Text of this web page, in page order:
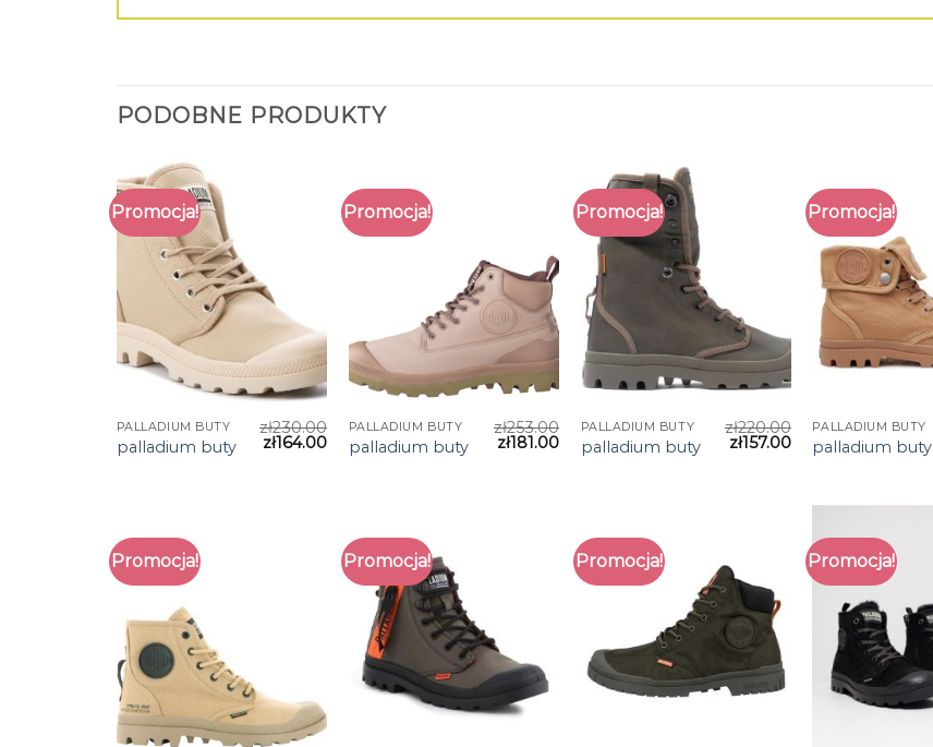
PODOBNE PRODUKTY
Promocja!
PALLADIUM BUTY
palladium buty
zł230.00
zł164.00
Promocja!
PALLADIUM BUTY
palladium buty
zł253.00
zł181.00
Promocja!
PALLADIUM BUTY
palladium buty
zł220.00
zł157.00
Promocja!
PALLADIUM BUTY
palladium buty
Promocja! Promocja! Promocja! Promocja!